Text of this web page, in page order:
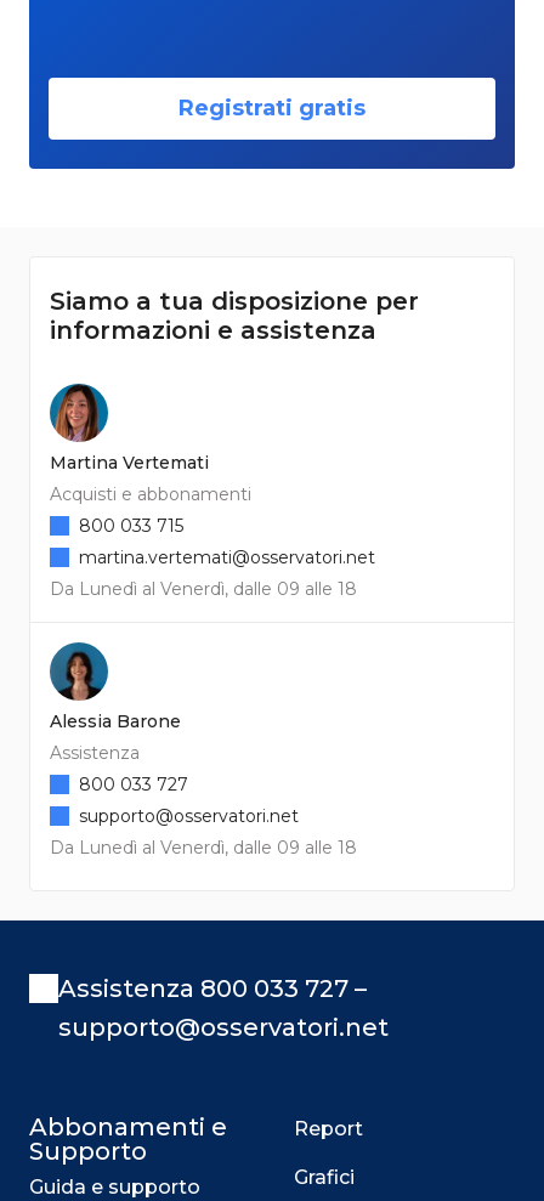
Registrati gratis
Siamo a tua disposizione per
informazioni e assistenza
Martina Vertemati
Acquisti e abbonamenti
Da Lunedì al Venerdì, dalle 09 alle 18
800 033 715
martina.vertemati@osservatori.net
Alessia Barone
Assistenza
Da Lunedì al Venerdì, dalle 09 alle 18
800 033 727
supporto@osservatori.net
Assistenza 800 033 727 –
supporto@osservatori.net
Abbonamenti e
Supporto
Guida e supporto
Report
Grafici